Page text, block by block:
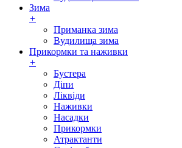
Зима
+
Приманка зима
Вудилища зима
Прикормки та наживки
+
Бустера
Діпи
Ліквіди
Наживки
Насадки
Прикормки
Атрактанти